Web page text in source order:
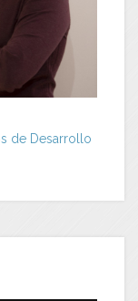
de Desarrollo